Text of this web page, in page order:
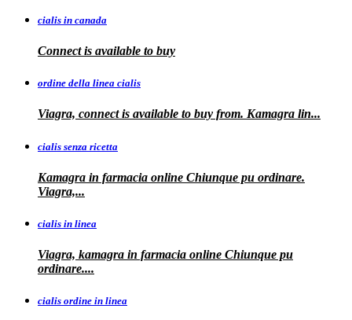
cialis in canada
Connect is available to buy
ordine della linea cialis
Viagra, connect is available to buy from. Kamagra lin...
cialis senza ricetta
Kamagra in farmacia online Chiunque pu ordinare.
Viagra,...
cialis in linea
Viagra, kamagra in farmacia online Chiunque pu
ordinare....
cialis ordine in linea